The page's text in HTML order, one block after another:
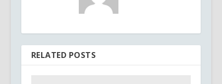
RELATED POSTS